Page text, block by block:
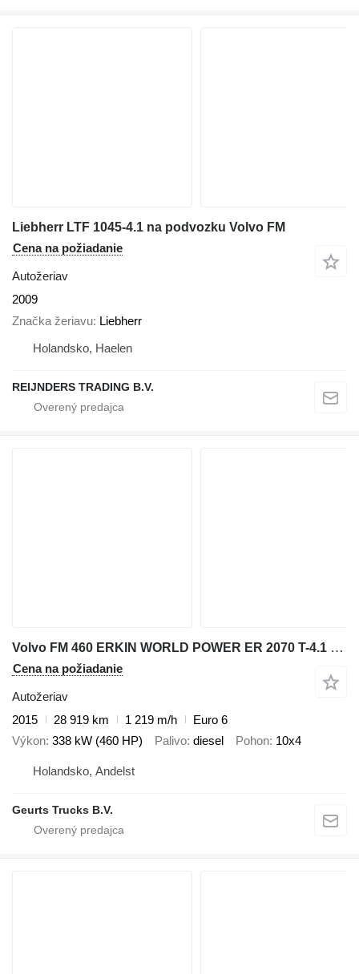
Liebherr LTF 1045-4.1 na podvozku Volvo FM
Cena na požiadanie
Autožeriav
2009
Značka žeriavu Liebherr
Holandsko, Haelen
REIJNDERS TRADING B.V.
Volvo FM 460 ERKIN WORLD POWER ER 2070 T-4.1 CRANE/KRAN/KRAAN/GRUA/MON
Cena na požiadanie
Autožeriav
2015
28 919 km 1 219 m/h
Euro 6
Výkon 338 kW (460 HP) Palivo diesel Pohon 10x4
Holandsko, Andelst
Geurts Trucks B.V.